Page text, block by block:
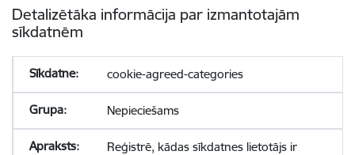
Detalizētāka informācija par izmantotajām
sīkdatnēm
cookie-agreed-categories
Nepieciešams
Reģistrē, kādas sīkdatnes lietotājs ir